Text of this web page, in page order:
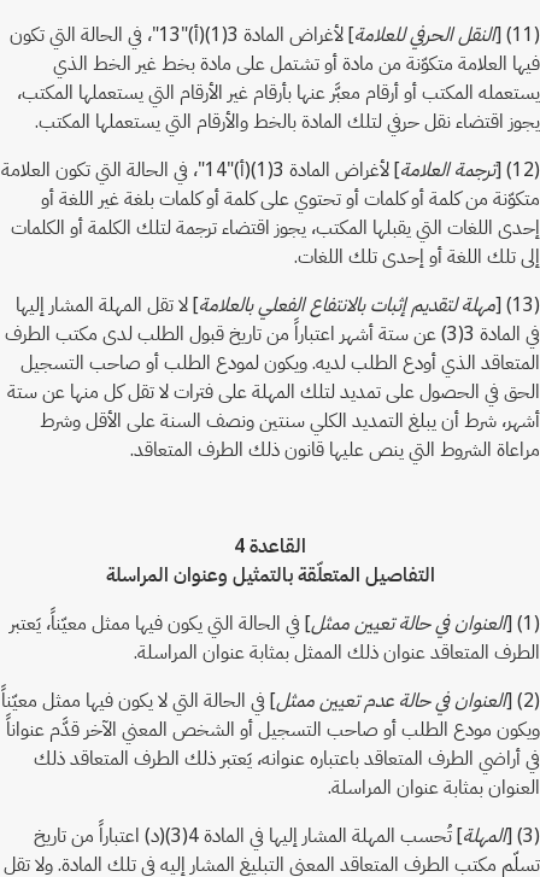
(11) [
النقل الحرفي للعلامة
] لأغراض المادة 3(1)(أ)"13"، في الحالة التي تكون
فيها العلامة متكوّنة من مادة أو تشتمل على مادة بخط غير الخط الذي
يستعمله المكتب أو أرقام معبَّر عنها بأرقام غير الأرقام التي يستعملها المكتب،
يجوز اقتضاء نقل حرفي لتلك المادة بالخط والأرقام التي يستعملها المكتب.
(12) [
ترجمة العلامة
] لأغراض المادة 3(1)(أ)"14"، في الحالة التي تكون العلامة
متكوّنة من كلمة أو كلمات أو تحتوي على كلمة أو كلمات بلغة غير اللغة أو
إحدى اللغات التي يقبلها المكتب، يجوز اقتضاء ترجمة لتلك الكلمة أو الكلمات
إلى تلك اللغة أو إحدى تلك اللغات.
(13) [
مهلة لتقديم إثبات بالانتفاع الفعلي بالعلامة] لا تقل المهلة المشار إليها
في المادة 3(3) عن ستة أشهر اعتباراً من تاريخ قبول الطلب لدى مكتب الطرف
المتعاقد الذي أودع الطلب لديه. ويكون لمودع الطلب أو صاحب التسجيل
الحق في الحصول على تمديد لتلك المهلة على فترات لا تقل كل منها عن ستة
أشهر، شرط أن يبلغ التمديد الكلي سنتين ونصف السنة على الأقل وشرط
مراعاة الشروط التي ينص عليها قانون ذلك الطرف المتعاقد.
القاعدة 4
التفاصيل المتعلّقة بالتمثيل وعنوان المراسلة
(1) [
العنوان في حالة تعيين ممثل] في الحالة التي يكون فيها ممثل معيّناً، يَعتبر
الطرف المتعاقد عنوان ذلك الممثل بمثابة عنوان المراسلة.
(2) [
العنوان في حالة عدم تعيين ممثل] في الحالة التي لا يكون فيها ممثل معيّناً
ويكون مودع الطلب أو صاحب التسجيل أو الشخص المعني الآخر قدَّم عنواناً
في أراضي الطرف المتعاقد باعتباره عنوانه، يَعتبر ذلك الطرف المتعاقد ذلك
العنوان بمثابة عنوان المراسلة.
(3) [
المهلة
] تُحسب المهلة المشار إليها في المادة 4(3)(د) اعتباراً من تاريخ
تسلّم مكتب الطرف المتعاقد المعني التبليغ المشار إليه في تلك المادة. ولا تقل